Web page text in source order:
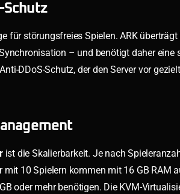
für störungsfreies Spielen. ARK
– und benötigt daher
DDoS-Schutz, der den Server vor
ist die Skalierbarkeit. Je nach
mit 10 Spielern kommen mit 16 GB RAM
oder mehr benötigen. Die KVM-